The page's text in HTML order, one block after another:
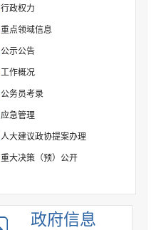
行政权力
重点领域信息
公示公告
工作概况
公务员考录
应急管理
人大建议政协提案办理
重大决策（预）公开
政府信息